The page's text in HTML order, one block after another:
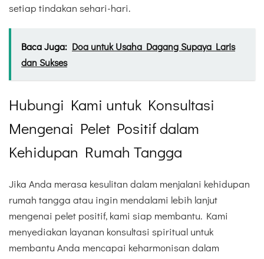
setiap tindakan sehari-hari.
Baca Juga: Doa untuk Usaha Dagang Supaya Laris
dan Sukses
Hubungi Kami untuk Konsultasi
Mengenai Pelet Positif dalam
Kehidupan Rumah Tangga
Jika Anda merasa kesulitan dalam menjalani kehidupan
rumah tangga atau ingin mendalami lebih lanjut
mengenai pelet positif, kami siap membantu. Kami
menyediakan layanan konsultasi spiritual untuk
membantu Anda mencapai keharmonisan dalam